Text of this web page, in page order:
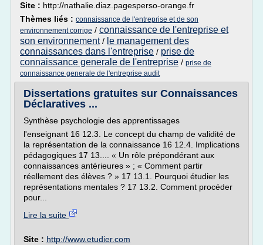
Site : http://nathalie.diaz.pagesperso-orange.fr
Thèmes liés : connaissance de l'entreprise et de son
environnement corrige / connaissance de l'entreprise et
son environnement/ le management des
connaissances dans l'entreprise / prise de
connaissance generale de l'entreprise / prise de
connaissance generale de l'entreprise audit
Dissertations gratuites sur Connaissances
Déclaratives ...
Synthèse psychologie des apprentissages
l'enseignant 16 12.3. Le concept du champ de validité de
la représentation de la connaissance 16 12.4. Implications
pédagogiques 17 13.... « Un rôle prépondérant aux
connaissances antérieures » ; « Comment partir
réellement des élèves ? » 17 13.1. Pourquoi étudier les
représentations mentales ? 17 13.2. Comment procéder
pour...
Lire la suite
Site : http://www.etudier.com